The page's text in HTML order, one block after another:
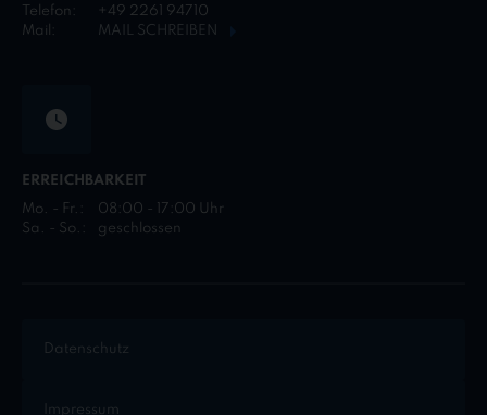
Telefon:
+49 2261 94710
Mail:
MAIL SCHREIBEN
ERREICHBARKEIT
Mo. - Fr.:
08:00 - 17:00 Uhr
Sa. - So.:
geschlossen
Datenschutz
Impressum